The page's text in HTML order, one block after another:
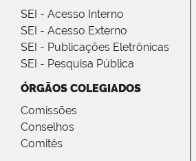
SEI - Acesso Interno
SEI - Acesso Externo
SEI - Publicações Eletrônicas
SEI - Pesquisa Pública
ÓRGÃOS COLEGIADOS
Comissões
Conselhos
Comitês